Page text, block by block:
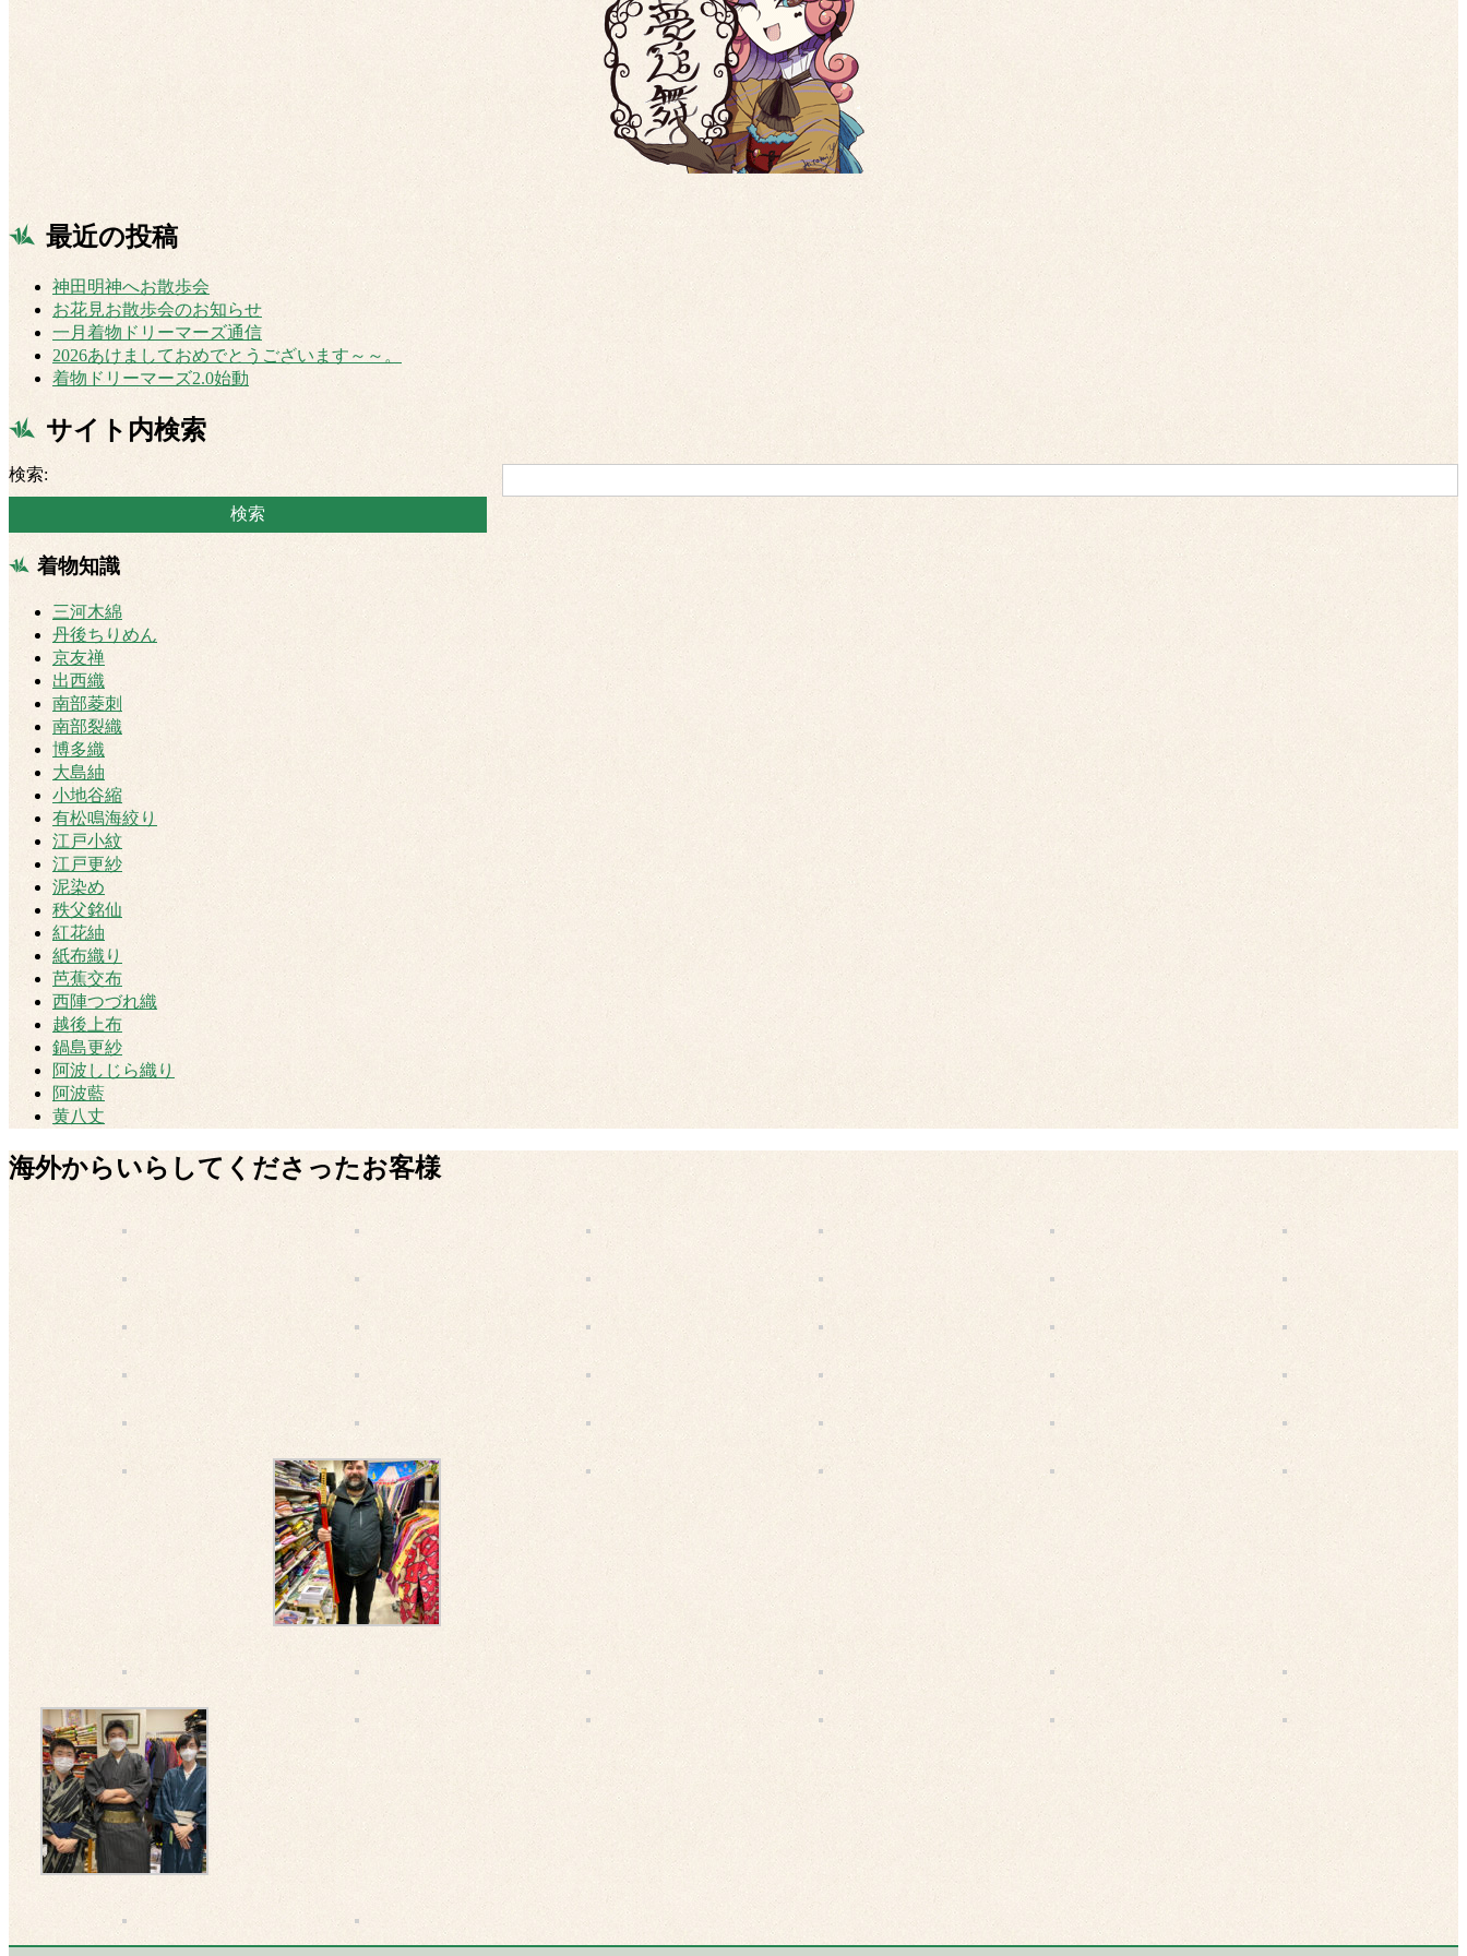
最近の投稿
神田明神へお散歩会
お花見お散歩会のお知らせ
一月着物ドリーマーズ通信
2026あけましておめでとうございます～～。
着物ドリーマーズ2.0始動
サイト内検索
検索:
着物知識
三河木綿
丹後ちりめん
京友禅
出西織
南部菱刺
南部裂織
博多織
大島紬
小地谷縮
有松鳴海絞り
江戸小紋
江戸更紗
泥染め
秩父銘仙
紅花紬
紙布織り
芭蕉交布
西陣つづれ織
越後上布
鍋島更紗
阿波しじら織り
阿波藍
黄八丈
海外からいらしてくださったお客様